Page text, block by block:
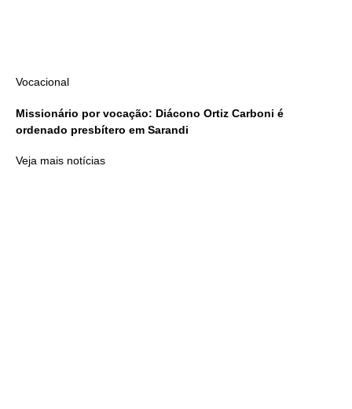
Vocacional
Missionário por vocação: Diácono Ortiz Carboni é
ordenado presbítero em Sarandi
Veja mais notícias